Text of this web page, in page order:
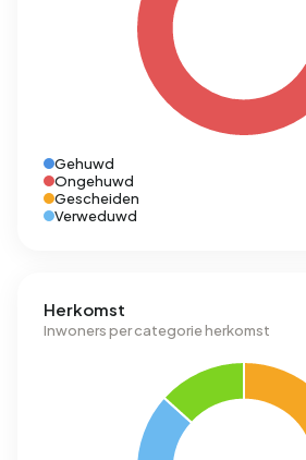
Gehuwd
Ongehuwd
Gescheiden
Verweduwd
Herkomst
Inwoners per categorie herkomst